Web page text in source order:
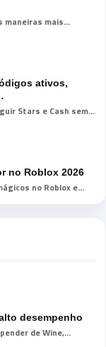
maneiras mais...
ativos,
Stars e Cash sem...
no Roblox 2026
no Roblox e...
desempenho
de Wine,...